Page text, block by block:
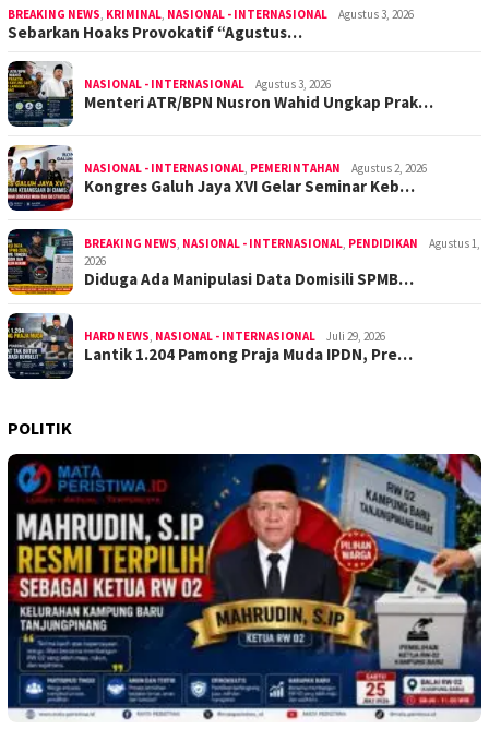
BREAKING NEWS, KRIMINAL, NASIONAL - INTERNASIONAL Agustus 3, 2026
Sebarkan Hoaks Provokatif “Agustus…
NASIONAL - INTERNASIONAL Agustus 3, 2026
Menteri ATR/BPN Nusron Wahid Ungkap Prak…
NASIONAL - INTERNASIONAL, PEMERINTAHAN Agustus 2, 2026
Kongres Galuh Jaya XVI Gelar Seminar Keb…
BREAKING NEWS, NASIONAL - INTERNASIONAL, PENDIDIKAN
Agustus 1,
2026
Diduga Ada Manipulasi Data Domisili SPMB…
HARD NEWS, NASIONAL - INTERNASIONAL Juli 29, 2026
Lantik 1.204 Pamong Praja Muda IPDN, Pre…
POLITIK